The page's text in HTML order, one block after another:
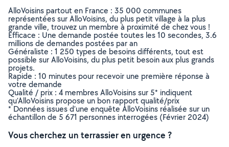
AlloVoisins partout en France : 35 000 communes
représentées sur AlloVoisins, du plus petit village à la plus
grande ville, trouvez un membre à proximité de chez vous !
Efficace : Une demande postée toutes les 10 secondes, 3.6
millions de demandes postées par an
Généraliste : 1 250 types de besoins différents, tout est
possible sur AlloVoisins, du plus petit besoin aux plus grands
projets.
Rapide : 10 minutes pour recevoir une première réponse à
votre demande
Qualité / prix : 4 membres AlloVoisins sur 5* indiquent
qu’AlloVoisins propose un bon rapport qualité/prix
* Données issues d’une enquête AlloVoisins réalisée sur un
échantillon de 5 671 personnes interrogées (Février 2024)
Vous cherchez un terrassier en urgence ?